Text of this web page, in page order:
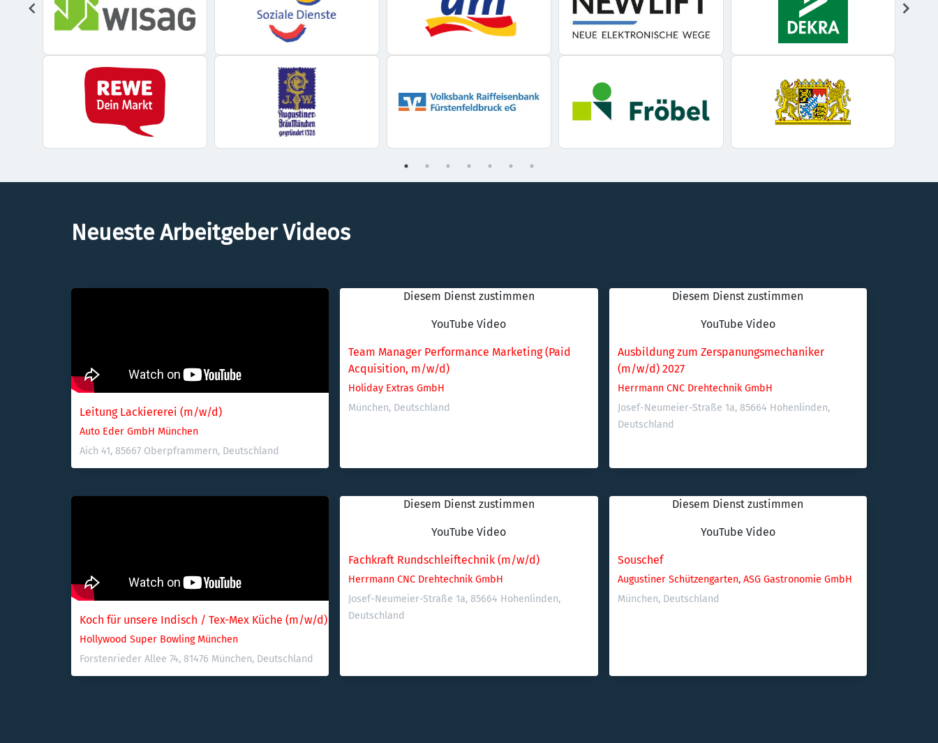
Neueste Arbeitgeber Videos
Leitung Lackiererei (m/w/d)
Auto Eder GmbH München
Aich 41, 85667 Oberpframmern, Deutschland
Diesem Dienst zustimmen
YouTube Video
Team Manager Performance Marketing (Paid
Acquisition, m/w/d)
Holiday Extras GmbH
München, Deutschland
Diesem Dienst zustimmen
YouTube Video
Ausbildung zum Zerspanungsmechaniker
(m/w/d) 2027
Herrmann CNC Drehtechnik GmbH
Josef-Neumeier-Straße 1a, 85664 Hohenlinden,
Deutschland
Koch für unsere Indisch / Tex-Mex Küche (m/w/d)
Hollywood Super Bowling München
Forstenrieder Allee 74, 81476 München, Deutschland
Diesem Dienst zustimmen
YouTube Video
Fachkraft Rundschleiftechnik (m/w/d)
Herrmann CNC Drehtechnik GmbH
Josef-Neumeier-Straße 1a, 85664 Hohenlinden,
Deutschland
Diesem Dienst zustimmen
YouTube Video
Souschef
Augustiner Schützengarten, ASG Gastronomie GmbH
München, Deutschland